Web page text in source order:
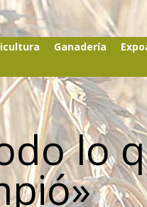
Ganadería
lo